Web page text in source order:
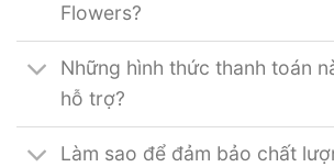
Flowers?
Những hình thức thanh toán
hỗ trợ?
Làm sao để đảm bảo chất